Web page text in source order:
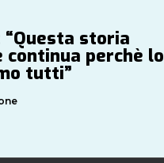
“Questa storia
continua perchè lo
tutti”